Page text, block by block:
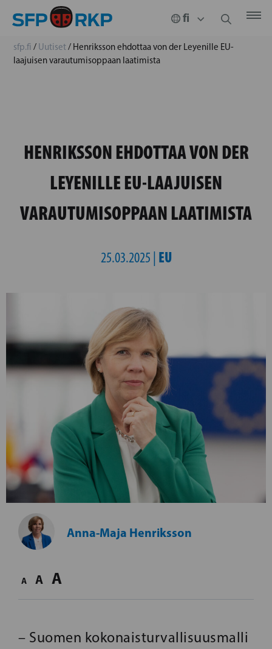
sfp.fi / Uutiset/ Henriksson ehdottaa von der Leyenille EU-
laajuisen varautumisoppaan laatimista
HENRIKSSON EHDOTTAA VON DER
LEYENILLE EU-LAAJUISEN
VARAUTUMISOPPAAN LAATIMISTA
25.03.2025 | EU
Anna-Maja Henriksson
A A A
– Suomen kokonaisturvallisuusmalli